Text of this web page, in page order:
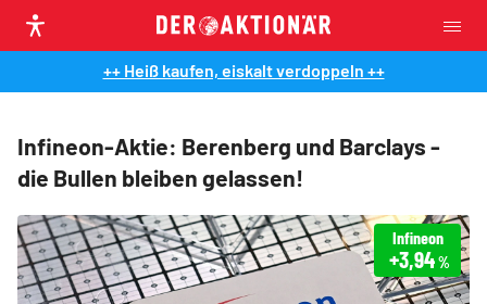
++ Heiß kaufen, eiskalt verdoppeln ++
Infineon-Aktie: Berenberg und Barclays -
die Bullen bleiben gelassen!
Infineon
+3,94%